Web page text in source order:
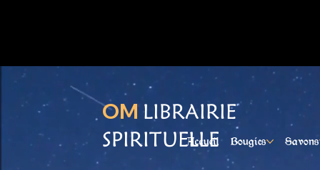
OM LIBRAIRIE
SPIRITUELLE
Accueil Bougies Savons